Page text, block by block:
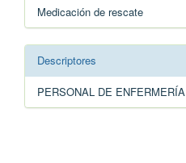
Medicación de rescate
Descriptores
PERSONAL DE ENFERMERÍA